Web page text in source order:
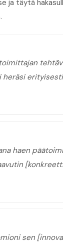
ja täytä
haen
sen